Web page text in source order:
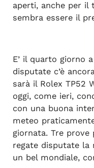
aperti, anche per il
sembra essere il
E’ il quarto giorno
disputate c’è
sarà il Rolex TP52
oggi, come ieri,
con una buona
meteo
giornata. Tre
regate disputate la
un bel mondiale,